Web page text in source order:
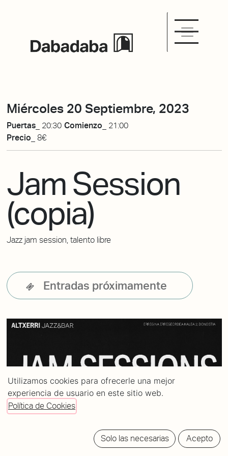
Miércoles 20 Septiembre, 2023
Puertas_ 20:30 Comienzo_ 21:00
Precio_ 8€
Jam Session
(copia)
Jazz jam session, talento libre
Entradas próximamente
Utilizamos cookies para ofrecerle una mejor
experiencia de usuario en este sitio web.
Política de Cookies
Solo las necesarias Acepto